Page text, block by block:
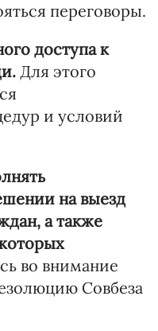
переговоры.
доступа к
Для этого
и условий
на выезд
а также
во внимание
Совбеза